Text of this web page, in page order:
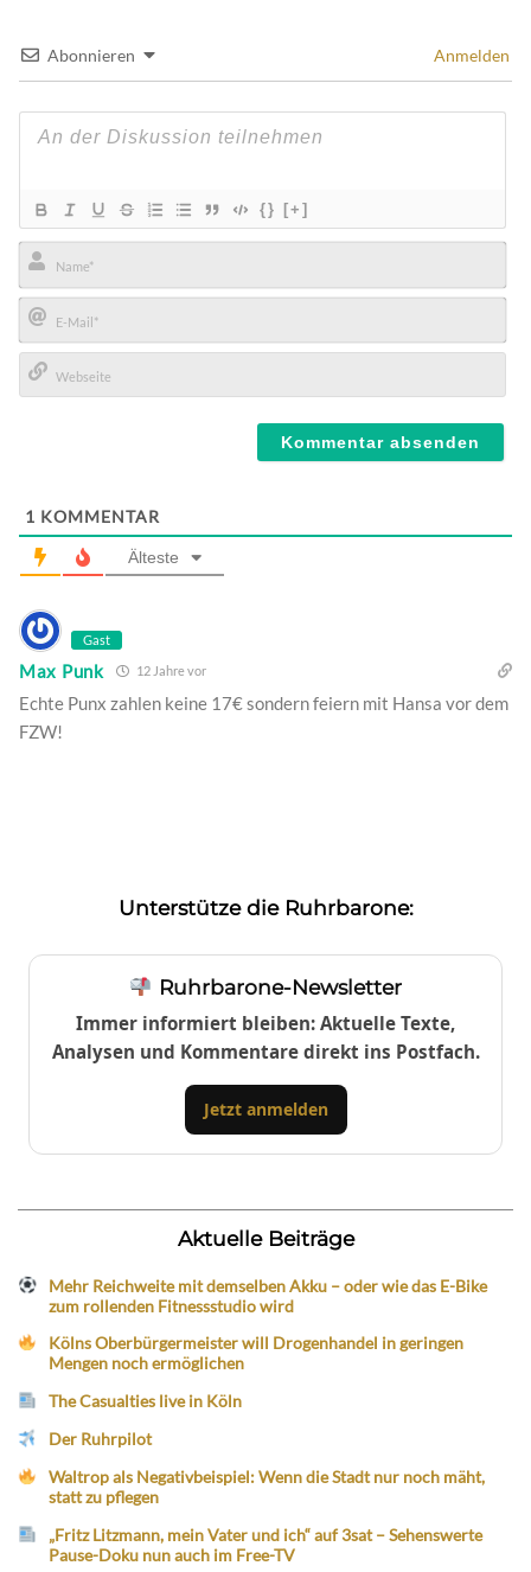
Abonnieren Anmelden
{} [+]
Name*
E-
Mail*
1 KOMMENTAR
Älteste
Gast
Max Punk 12 Jahre vor
Echte Punx zahlen keine 17€ sondern feiern mit Hansa vor dem
FZW!
Unterstütze die Ruhrbarone:
Ruhrbarone-Newsletter
Immer informiert bleiben: Aktuelle Texte,
Analysen und Kommentare direkt ins Postfach.
Jetzt anmelden
Aktuelle Beiträge
Mehr Reichweite mit demselben Akku – oder wie das E-Bike
zum rollenden Fitnessstudio wird
Kölns Oberbürgermeister will Drogenhandel in geringen
Mengen noch ermöglichen
The Casualties live in Köln
Der Ruhrpilot
Waltrop als Negativbeispiel: Wenn die Stadt nur noch mäht,
statt zu pflegen
„Fritz Litzmann, mein Vater und ich“ auf 3sat – Sehenswerte
Pause-Doku nun auch im Free-TV